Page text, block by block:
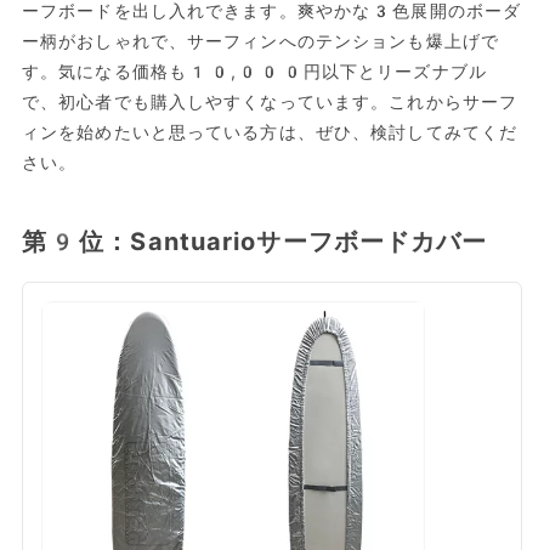
ーフボードを出し入れできます。爽やかな3色展開のボーダ
ー柄がおしゃれで、サーフィンへのテンションも爆上げで
す。気になる価格も10,000円以下とリーズナブル
で、初心者でも購入しやすくなっています。これからサーフ
ィンを始めたいと思っている方は、ぜひ、検討してみてくだ
さい。
第9位：Santuarioサーフボードカバー